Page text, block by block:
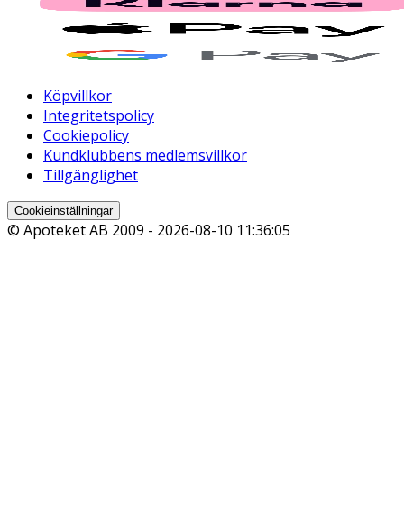
Köpvillkor
Integritetspolicy
Cookiepolicy
Kundklubbens medlemsvillkor
Tillgänglighet
Cookieinställningar
© Apoteket AB 2009 - 2026-08-10 11:36:05